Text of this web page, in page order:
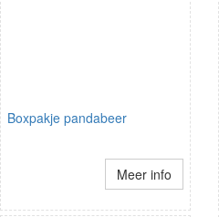
Boxpakje pandabeer
Meer info